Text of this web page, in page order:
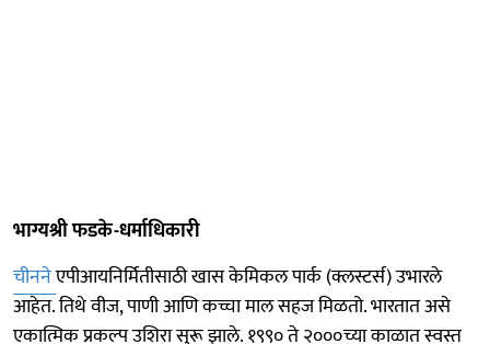
भाग्यश्री फडके-धर्माधिकारी
चीननेएपीआयनिर्मितीसाठी खास केमिकल पार्क (क्लस्टर्स) उभारले
आहेत. तिथे वीज, पाणी आणि कच्चा माल सहज मिळतो. भारतात असे
एकात्मिक प्रकल्प उशिरा सुरू झाले. १९९० ते २०००च्या काळात स्वस्त